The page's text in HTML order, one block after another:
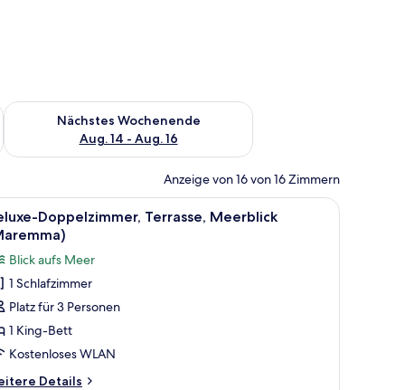
Aug. 7 - Aug. 9.
Nächstes Wochenende
Aug. 14 - Aug. 16
Überprüfe die Verfügbarkeit für nächstes Wochenende, Aug.
Anzeige von 16 von 16 Zimmern
einem Bett, einem Nachttisch und Blick ins Freie vom Balkon aus.
Ein Hotelzimmer mit Bett, Schreibtisch,
8
Doppelzimmer, Terrasse, Meerblick
Blick aufs Meer
1 Schlafzimmer
Platz für 3 Personen
1 King-Bett
Kostenloses WLAN
Details